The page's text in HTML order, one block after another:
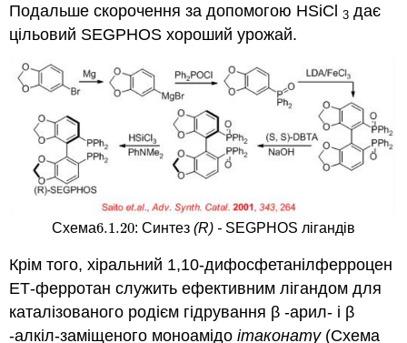
Подальше скорочення за допомогою HSiCl3 дає
цільовий SEGPHOS хороший урожай.
Схема6.1.20
6.1.20: Синтез(R) - SEGPHOS лігандів
Крім того, хіральний 1,10-дифосфетанілферроцен
ЕТ-ферротан служить ефективним лігандом для
каталізованого родієм гідрування β -арил- і β
-алкіл-заміщеного моноамідоітаконату(Схема